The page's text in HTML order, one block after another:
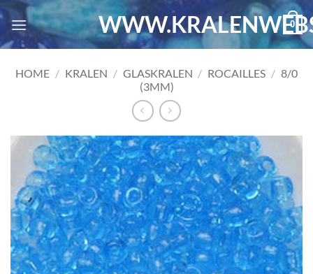
Ga
naar
inhoud
0
HOME / KRALEN / GLASKRALEN / ROCAILLES / 8/0
(3MM)